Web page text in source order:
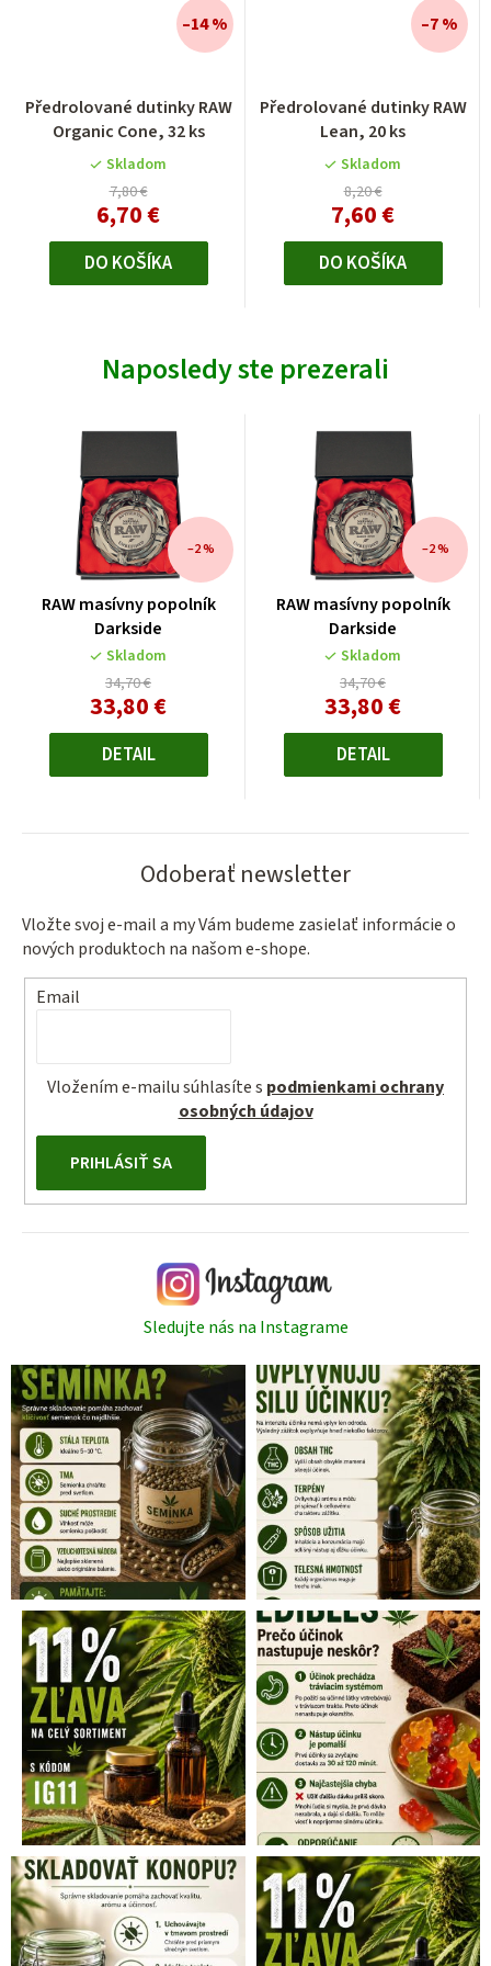
Předrolované dutinky RAW
Organic Cone, 32 ks
Skladom
7,80 €
6,70 €
–14 %
DO KOŠÍKA
Předrolované dutinky RAW
Lean, 20 ks
Skladom
8,20 €
7,60 €
–7 %
DO KOŠÍKA
Naposledy ste prezerali
RAW masívny popolník
Darkside
Skladom
34,70 €
–2 %
33,80 €
DETAIL
RAW masívny popolník
Darkside
Skladom
34,70 €
–2 %
33,80 €
DETAIL
Odoberať newsletter
Vložte svoj e-mail a my Vám budeme zasielať informácie o
nových produktoch na našom e-shope.
Email
Vložením e-mailu súhlasíte s podmienkami ochrany
osobných údajov
PRIHLÁSIŤ SA
Sledujte nás na Instagrame